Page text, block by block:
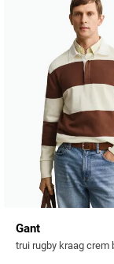
Tommy Hilfiger
Tramarossa
UBR
Vanguard
William Lockie
Alle Merken
Gant